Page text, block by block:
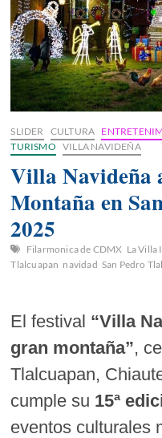
SLIDER CULTURA
TURISMO
VILLA NAVIDEÑA
Villa Navideña
Montaña en
2025
Filarmonica de CDMX La Villa
Tlalcuapan navidad San Pedro
El festival “Villa
gran montaña”,
Tlalcuapan,
cumple su 15ª
eventos culturales